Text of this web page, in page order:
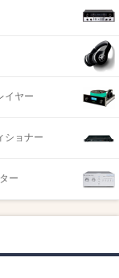
イヤー
ショナー
ー